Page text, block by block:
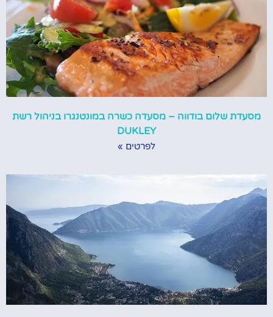
מסעדת שלום בודווה – מסעדה כשרה במונטנגרו בניהול רשת
DUKLEY
לפרטים »